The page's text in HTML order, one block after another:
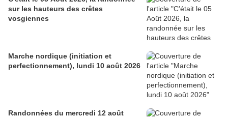
sur les hauteurs des crêtes
vosgiennes
Marche nordique (initiation et
perfectionnement), lundi 10 août 2026
Randonnées du mercredi 12 août